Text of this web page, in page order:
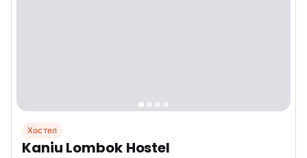
Хостел
Kaniu Lombok Hostel